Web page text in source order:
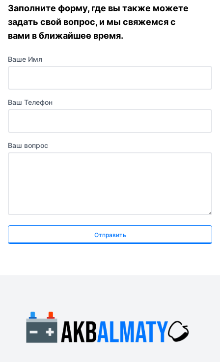
Заполните форму, где вы также можете
задать свой вопрос, и мы свяжемся с
вами в ближайшее время.
Ваше Имя
Ваш Телефон
Ваш вопрос
Отправить